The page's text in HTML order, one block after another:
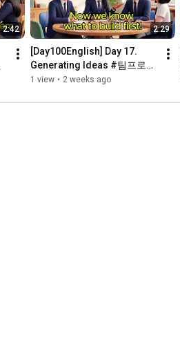
2:42 2:29
[Day100English] Day 17.
Generating Ideas #팀프로젝
트 #영어회화 #실용회화 #국
1 view • 2 weeks ago